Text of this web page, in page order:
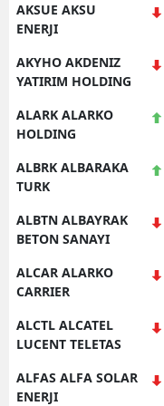
AKSUE AKSU
ENERJI
AKYHO AKDENIZ
YATIRIM HOLDING
ALARK ALARKO
HOLDING
ALBRK ALBARAKA
TURK
ALBTN ALBAYRAK
BETON SANAYI
ALCAR ALARKO
CARRIER
ALCTL ALCATEL
LUCENT TELETAS
ALFAS ALFA SOLAR
ENERJI